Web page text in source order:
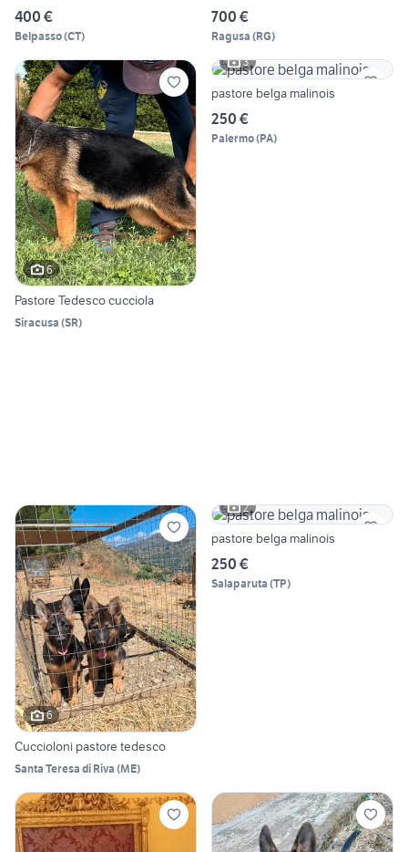
400 €
Belpasso(CT)
700 €
Ragusa (RG)
6
Pastore Tedesco cucciola
Siracusa (SR)
3
pastore belga malinois
250 €
Palermo(PA)
6
Cuccioloni pastore tedesco
Santa Teresa di Riva (ME)
2
pastore belga malinois
250 €
Salaparuta (TP)